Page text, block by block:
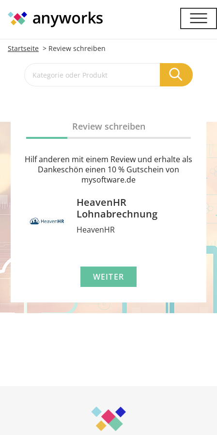
Startseite Review schreiben
Review schreiben
Hilf anderen mit einem Review und erhalte als
Dankeschön einen 10 % Gutschein von
mysoftware.de
HeavenHR
Lohnabrechnung
HeavenHR